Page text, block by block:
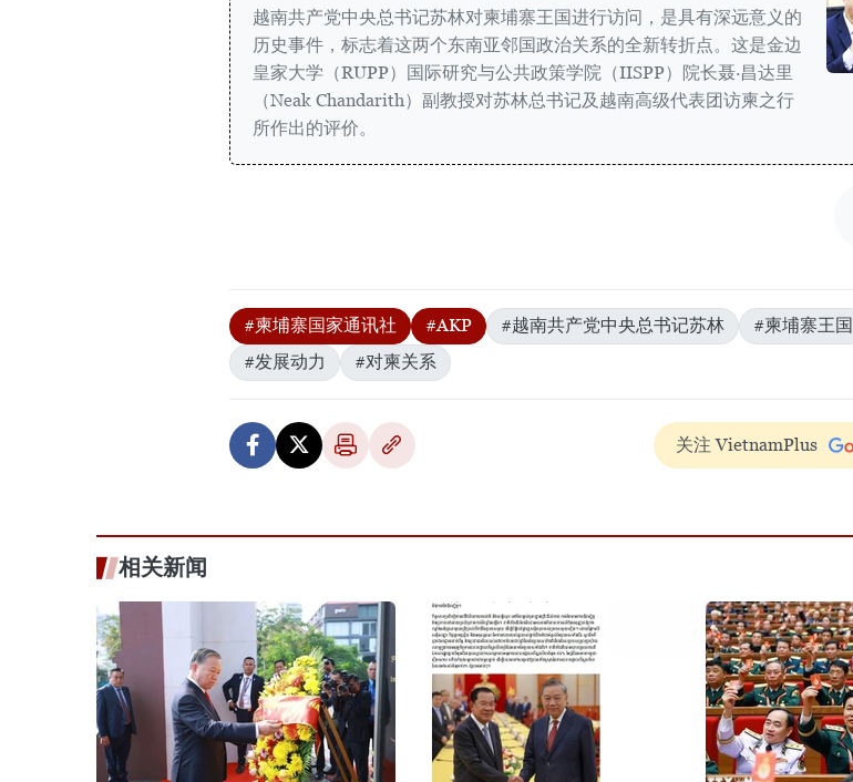
越南共产党中央总书记苏林对柬埔寨王国进行访问，是具有深远意义的
历史事件，标志着这两个东南亚邻国政治关系的全新转折点。这是金边
皇家大学（RUPP）国际研究与公共政策学院（IISPP）院长聂·昌达里
（Neak Chandarith）副教授对苏林总书记及越南高级代表团访柬之行
所作出的评价。
#柬埔寨国家通讯社 #AKP #越南共产党中央总书记苏林
#柬埔寨王国
#发展动力
#对柬关系
关注 VietnamPlus
相关新闻